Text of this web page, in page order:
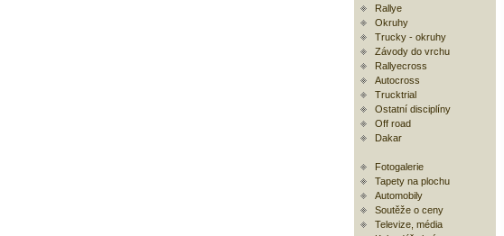
Rallye
Okruhy
Trucky - okruhy
Závody do vrchu
Rallyecross
Autocross
Trucktrial
Ostatní disciplíny
Off road
Dakar
Fotogalerie
Tapety na plochu
Automobily
Soutěže o ceny
Televize, média